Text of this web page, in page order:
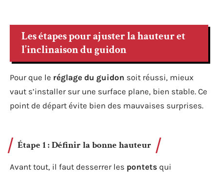
Les étapes pour ajuster la hauteur et
l’inclinaison du guidon
Pour que le réglage du guidon soit réussi, mieux
vaut s’installer sur une surface plane, bien stable. Ce
point de départ évite bien des mauvaises surprises.
Étape 1 : Définir la bonne hauteur
Avant tout, il faut desserrer les pontets qui